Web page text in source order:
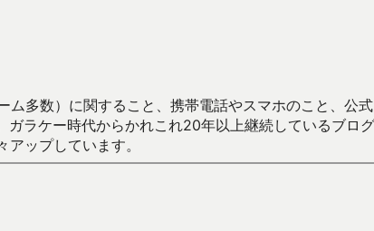
多数）に関すること、携帯電話やスマホのこと、
ガラケー時代からかれこれ20年以上継続しているブ
ップしています。